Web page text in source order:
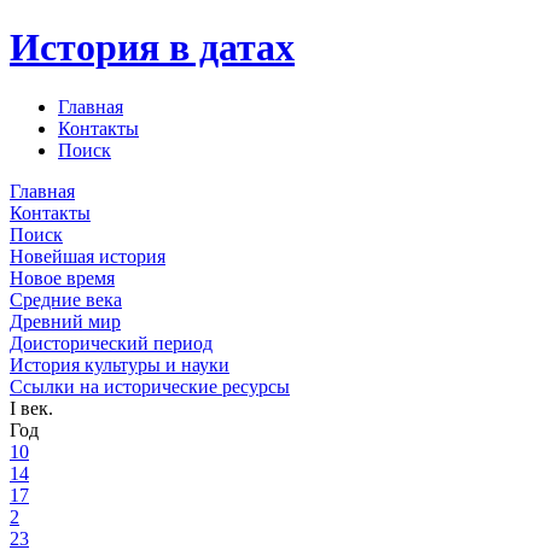
История в датах
Главная
Контакты
Поиск
Главная
Контакты
Поиск
Новейшая история
Новое время
Средние века
Древний мир
Доисторический период
История культуры и науки
Ссылки на исторические ресурсы
I век.
Год
10
14
17
2
23